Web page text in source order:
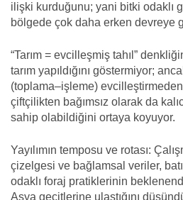
ilişki kurduğunu; yani bitki odaklı
bölgede çok daha erken devreye
“Tarım = evcilleşmiş tahıl”
tarım yapıldığını göstermiyor;
(toplama–işleme)
çiftçilikten bağımsız olarak da
sahip olabildiğini ortaya koyuyor.
Yayılımın temposu ve rotası:
çizelgesi ve bağlamsal veriler,
odaklı foraj pratiklerinin
Asya geçitlerine ulaştığını